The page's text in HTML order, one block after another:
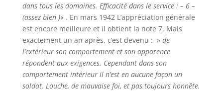
dans tous les domaines. Efficacité dans le service : – 6 –
(assez bien )« . En mars 1942 L’appréciation générale
est encore meilleure et il obtient la note 7. Mais
exactement un an après, c’est devenu : » de
l’extérieur son comportement et son apparence
répondent aux exigences. Cependant dans son
comportement intérieur il n’est en aucune façon un
soldat. Louche, de mauvaise foi, et pas toujours honnête.